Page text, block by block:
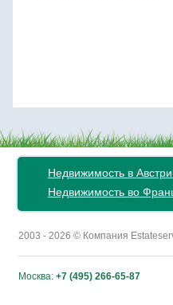
Недвижимость в
Недвижимость во
2003 - 2026 © Компания
Москва: +7 (495) 266-65-87